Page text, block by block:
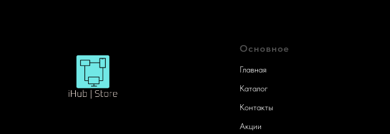
Основное
Главная
Каталог
Контакты
Акции